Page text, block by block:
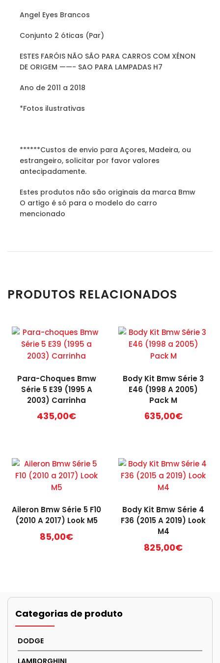
Angel Eyes Brancos
Conjunto 2 óticas (Par)
ESTES FARÓIS NÃO SÃO PARA CARROS COM XÉNON
DE ORIGEM ——- SAO PARA LAMPADAS H7
Ano de 2011 a 2018
*Fotos ilustrativas
******Custos de envio para Açores, Madeira, ou
estrangeiro, solicitar por favor valores
antecipadamente.
Estes produtos não são originais da marca Bmw
O artigo é só para o modelo do carro
mencionado
PRODUTOS RELACIONADOS
Para-Choques Bmw
Série 5 E39 (1995 A
2003) Carrinha
435,00€
Body Kit Bmw Série 3
E46 (1998 A 2005)
Pack M
635,00€
Aileron Bmw Série 5 F10
(2010 A 2017) Look M5
85,00€
Body Kit Bmw Série 4
F36 (2015 A 2019) Look
M4
825,00€
Categorias de produto
DODGE
LAMBORGHINI